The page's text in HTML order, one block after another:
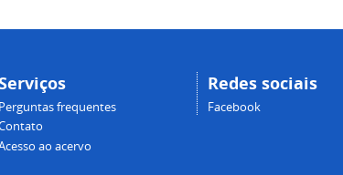
Perguntas frequentes
ao acervo
Redes sociais
Facebook